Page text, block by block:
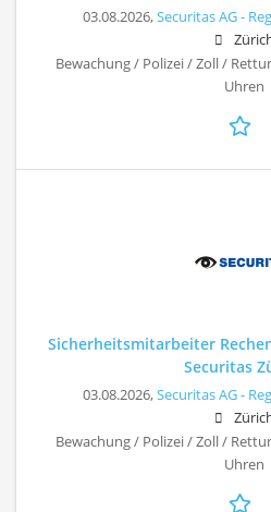
03.08.2026,Securitas AG -
Bewachung / Polizei / Zoll /
Uhren
Sicherheitsmitarbeiter
Securitas
03.08.2026,Securitas AG -
Bewachung / Polizei / Zoll /
Uhren